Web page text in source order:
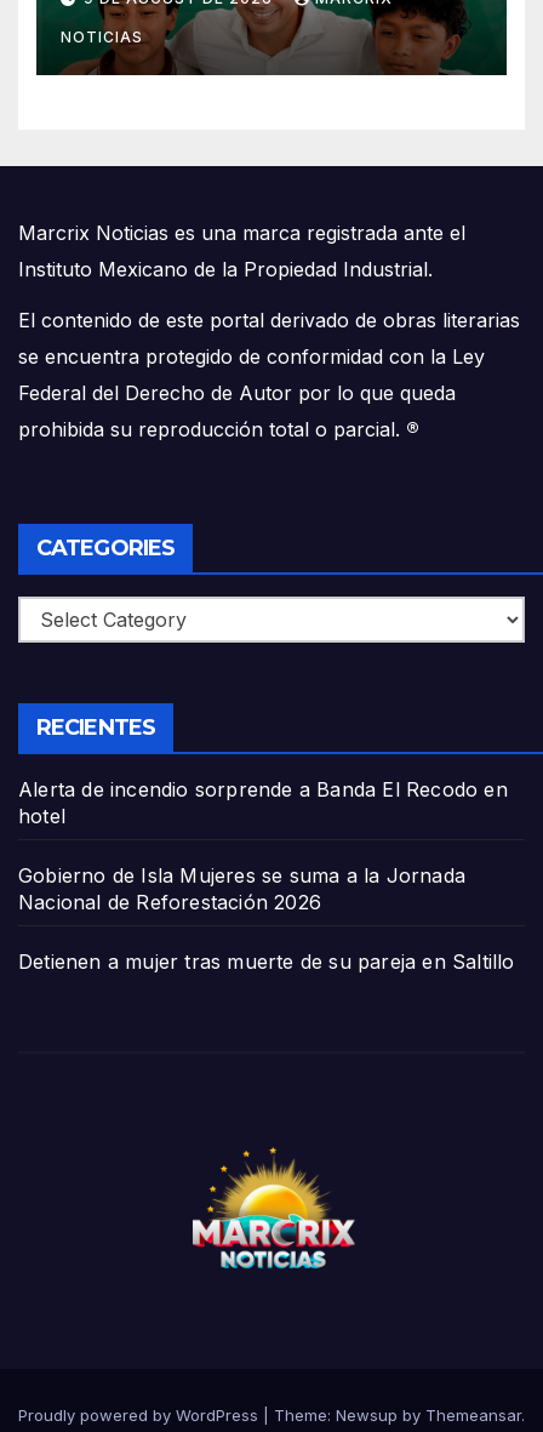
NOTICIAS
Marcrix Noticias es una marca registrada ante el
Instituto Mexicano de la Propiedad Industrial.
El contenido de este portal derivado de obras literarias
se encuentra protegido de conformidad con la Ley
Federal del Derecho de Autor por lo que queda
prohibida su reproducción total o parcial. ®
CATEGORIES
Categories
RECIENTES
Alerta de incendio sorprende a Banda El Recodo en
hotel
Gobierno de Isla Mujeres se suma a la Jornada
Nacional de Reforestación 2026
Detienen a mujer tras muerte de su pareja en Saltillo
Proudly powered by WordPress Theme: Newsup by Themeansar.